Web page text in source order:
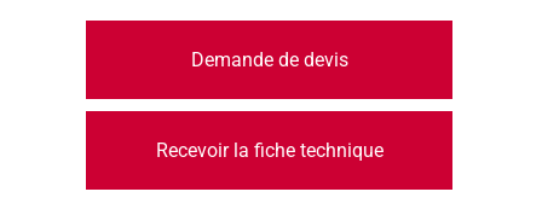
Demande de devis
Recevoir la fiche technique